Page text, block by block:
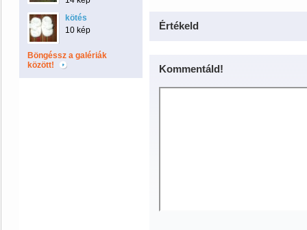
kötés
10 kép
Böngéssz a galériák
között!
Értékeld
Kommentáld!